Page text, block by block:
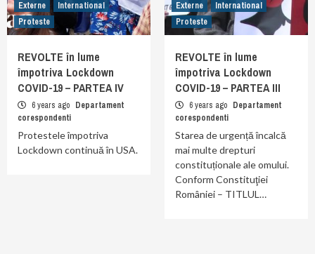
Externe
International
Proteste
REVOLTE în lume
împotriva Lockdown
COVID-19 – PARTEA IV
6 years ago Departament
corespondenti
Protestele împotriva
Lockdown continuă în USA.
Externe
International
Proteste
REVOLTE în lume
împotriva Lockdown
COVID-19 – PARTEA III
6 years ago Departament
corespondenti
Starea de urgență încalcă
mai multe drepturi
constituționale ale omului.
Conform Constituţiei
României – TITLUL…